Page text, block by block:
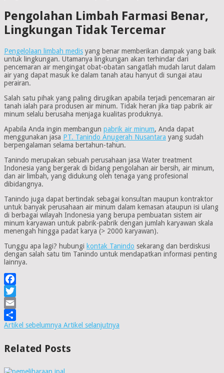
Pengolahan Limbah Farmasi Benar,
Lingkungan Tidak Tercemar
Pengelolaan limbah medis yang benar memberikan dampak yang baik
untuk lingkungan. Utamanya lingkungan akan terhindar dari
pencemaran air mengingat obat-obatan sangatlah mudah larut dalam
air yang dapat masuk ke dalam tanah atau hanyut di sungai atau
perairan.
Salah satu pihak yang paling dirugikan apabila terjadi pencemaran air
tanah ialah para produsen air minum. Tidak heran jika tiap pabrik air
minum selalu berusaha menjaga kualitas produknya.
Apabila Anda ingin membangun pabrik air minum, Anda dapat
menggunakan jasa PT. Tanindo Anugerah Nusantara yang sudah
berpengalaman selama bertahun-tahun.
Tanindo merupakan sebuah perusahaan jasa Water treatment
Indonesia yang bergerak di bidang pengolahan air bersih, air minum,
dan air limbah, yang didukung oleh tenaga yang profesional
dibidangnya.
Tanindo juga dapat bertindak sebagai konsultan maupun kontraktor
untuk banyak perusahaan air minum dalam kemasan ataupun isi ulang
di berbagai wilayah Indonesia yang berupa pembuatan sistem air
minum karyawan untuk pabrik-pabrik dengan jumlah karyawan skala
menengah hingga padat karya (> 2000 karyawan).
Tunggu apa lagi? hubungi kontak Tanindo sekarang dan berdiskusi
dengan salah satu tim Tanindo untuk mendapatkan informasi penting
lainnya.
Facebook
Twitter
Email
Share
Artikel sebelumnya Artikel selanjutnya
Related Posts